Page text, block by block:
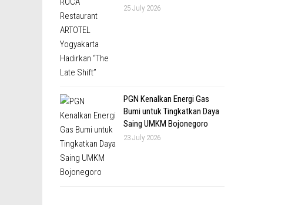
25 July 2026
PGN Kenalkan Energi Gas
Bumi untuk Tingkatkan Daya
Saing UMKM Bojonegoro
23 July 2026